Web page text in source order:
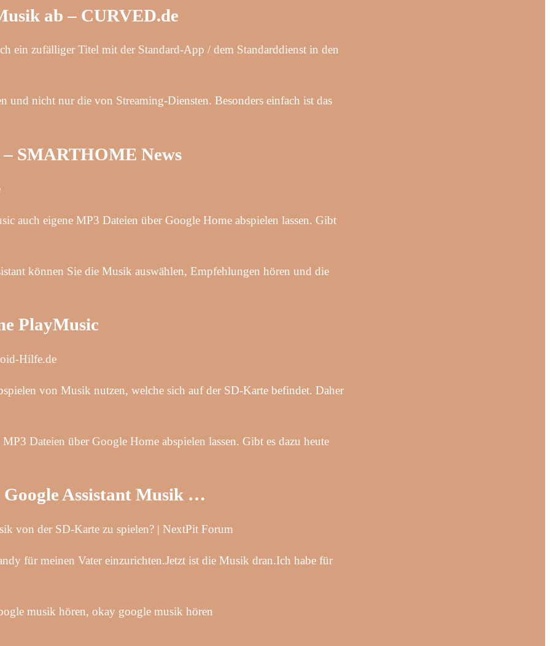
ab – CURVED.de
ein zufälliger Titel mit der Standard-App / dem Standarddienst in den
nicht nur die von Streaming-Diensten. Besonders einfach ist das
SMARTHOME News
auch eigene MP3 Dateien über Google Home abspielen lassen. Gibt
können Sie die Musik auswählen, Empfehlungen hören und die
PlayMusic
Hilfe.de
von Musik nutzen, welche sich auf der SD-Karte befindet. Daher
Dateien über Google Home abspielen lassen. Gibt es dazu heute
Assistant Musik …
von der SD-Karte zu spielen? | NextPit Forum
für meinen Vater einzurichten.Jetzt ist die Musik dran.Ich habe für
musik hören, okay google musik hören